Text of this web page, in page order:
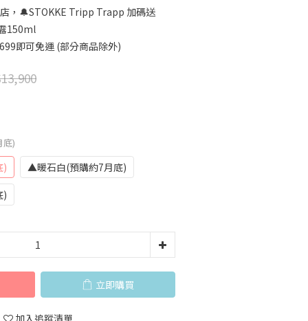
，🔔STOKKE Tripp Trapp 加碼送
150ml
即可免運 (部分商品除外)
底)
)
▲暖石白(預購約7月底)
)
立即購買
加入追蹤清單